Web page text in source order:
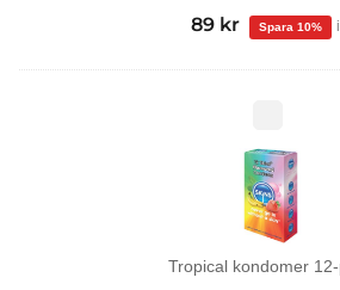
Det
priset
89 kr
pack
Tropical kondomer